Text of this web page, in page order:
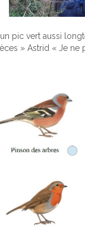
pic vert aussi
» Astrid « Je ne